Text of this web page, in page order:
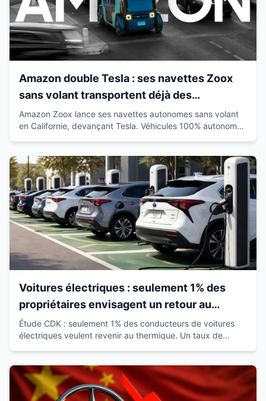
Amazon double Tesla : ses navettes Zoox
sans volant transportent déjà des
passagers en Californie
Amazon Zoox lance ses navettes autonomes sans volant
en Californie, devançant Tesla. Véhicules 100% autonomes
Voitures électriques : seulement 1% des
propriétaires envisagent un retour au
thermique
Étude CDK : seulement 1% des conducteurs de voitures
électriques veulent revenir au thermique. Un taux de